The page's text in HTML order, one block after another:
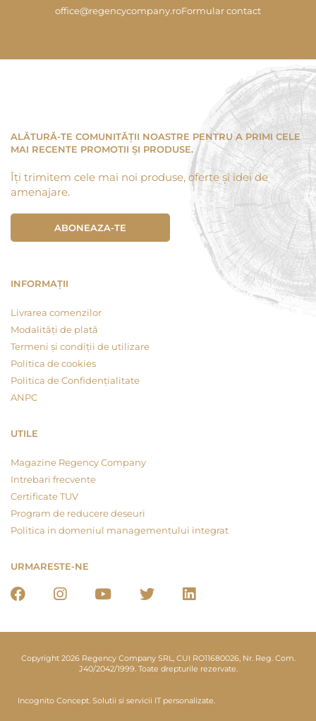
office@regencycompany.roFormular contact
ALĂTURĂ-TE COMUNITĂȚII NOASTRE PENTRU A PRIMI CELE
MAI RECENTE PROMOTII ȘI PRODUSE.
Îți trimitem cele mai noi produse, oferte și idei de
amenajare.
ABONEAZA-TE
INFORMAȚII
Livrarea comenzilor
Modalități de plată
Termeni și condiții de utilizare
Politica de cookies
Politica de Confidențialitate
ANPC
UTILE
Magazine Regency Company
Intrebari frecvente
Certificate TUV
Program de reducere deseuri
Politica in domeniul managementului integrat
URMARESTE-NE
Copyright 2026 Regency Company SRL, CUI RO11680026, Nr. Reg. Com.
J40/2042/1999. Toate drepturile rezervate.
Incognito Concept. Solutii si servicii IT personalizate.